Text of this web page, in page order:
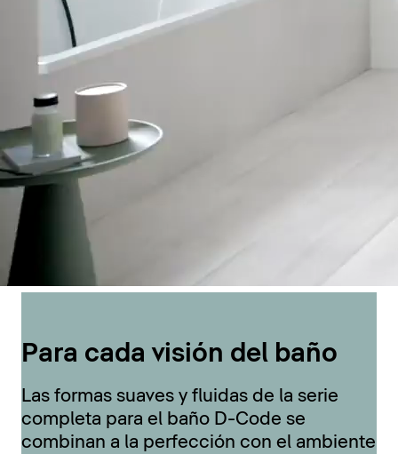
Para cada visión del baño
Las formas suaves y fluidas de la serie
completa para el baño D-Code se
combinan a la perfección con el ambiente